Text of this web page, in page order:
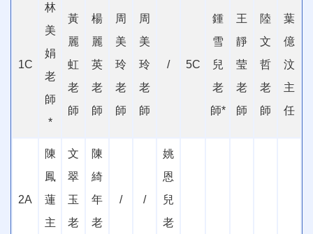
1C
林
美
娟
老
師
*
黃
麗
虹
老
師
楊
麗
英
老
師
周
美
玲
老
師
周
美
玲
老
師
/ 5C
鍾
雪
兒
老
師*
王
靜
莹
老
師
陸
文
哲
老
師
葉
億
汶
主
任
2A
陳
鳳
蓮
主
文
翠
玉
老
陳
綺
年
老
/ /
姚
恩
兒
老